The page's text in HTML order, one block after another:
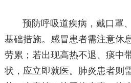
预防呼吸道疾病，戴口罩
基础措施。感冒患者需注意休
劳累；若出现高热不退、痰中
状，应立即就医。肺炎患者则